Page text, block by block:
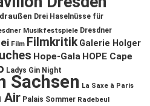
Drei Haselnüsse für
Musikfestspiele Dresdner
Film Filmkritik Galerie Holger
Hope-Gala HOPE Cape
Ladys Gin Night
Sachsen La Saxe à Paris
Air Palais Sommer Radebeul